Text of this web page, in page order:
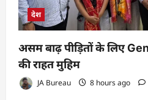
देश
असम बाढ़ पीड़ितों के लिए
की राहत मुहिम
JA Bureau 8 hours ago